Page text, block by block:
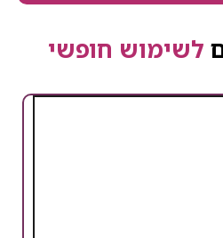
לשימוש חופשי